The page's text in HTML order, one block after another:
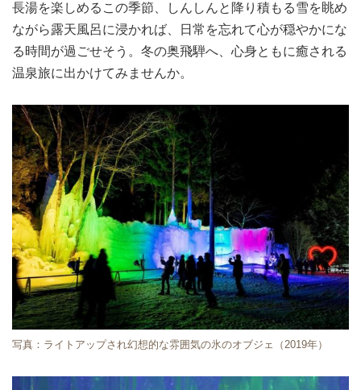
長湯を楽しめるこの季節、しんしんと降り積もる雪を眺め
ながら露天風呂に浸かれば、日常を忘れて心が穏やかにな
る時間が過ごせそう。冬の奥飛騨へ、心身ともに癒される
温泉旅に出かけてみませんか。
写真：ライトアップされ幻想的な雰囲気の氷のオブジェ（2019年）